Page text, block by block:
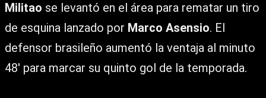
Militao se levantó en el área para rematar un tiro
de esquina lanzado por Marco Asensio. El
defensor brasileño aumentó la ventaja al minuto
48′ para marcar su quinto gol de la temporada.